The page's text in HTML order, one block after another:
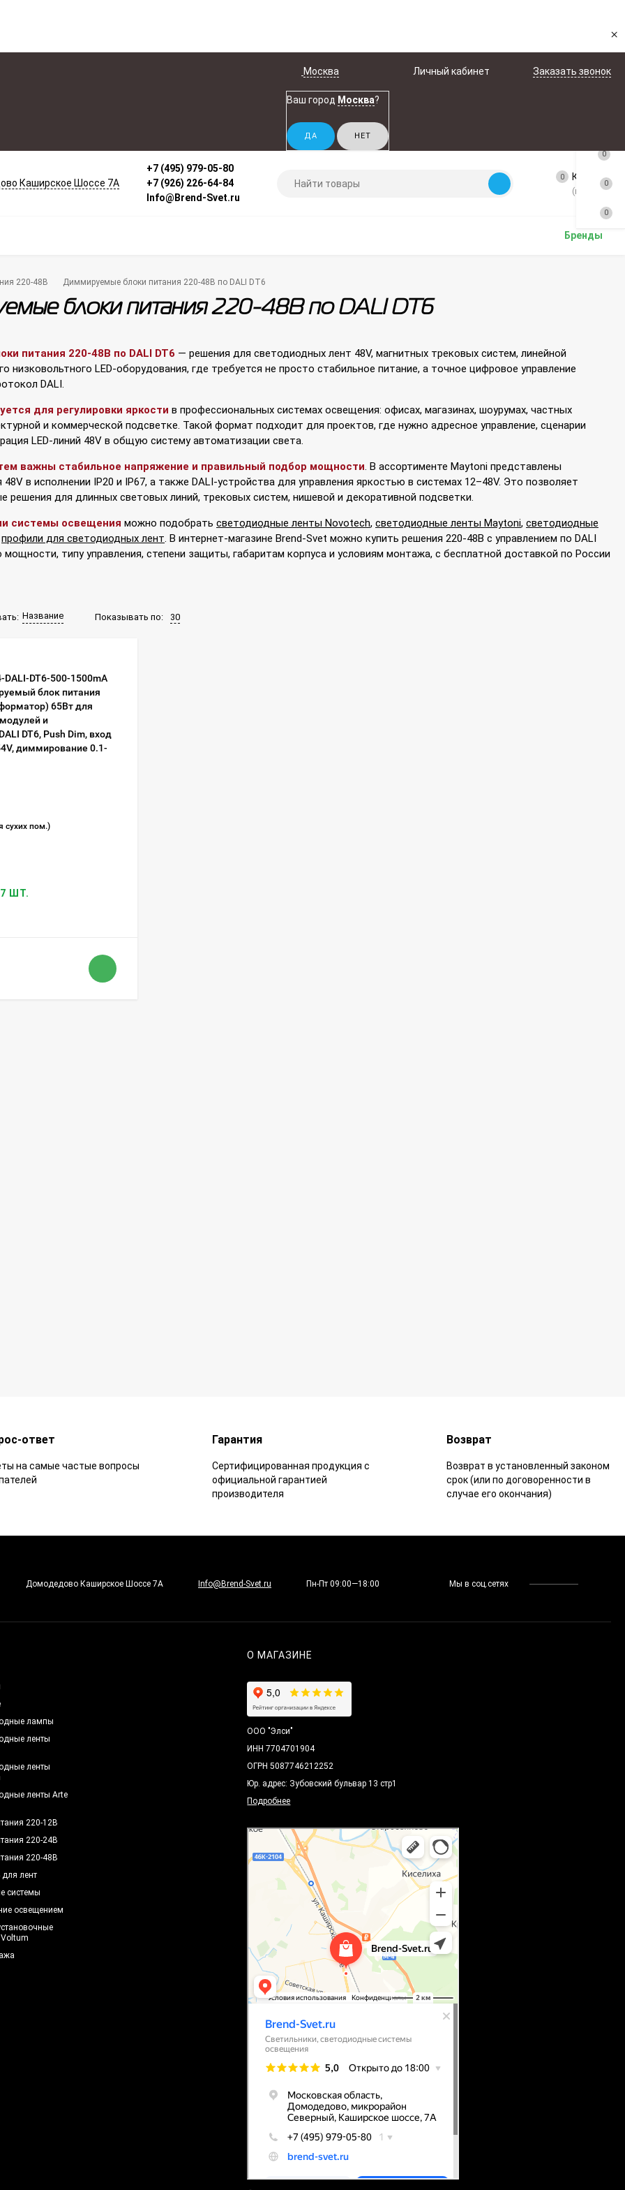
×
Москва
Ваш город Москва?
Личный кабинет Заказать звонок
Каширское Шоссе 7А
+7 (495) 979-05-80
+7 (926) 226-64-84
Info@Brend-Svet.ru
0 Корзина
(пусто)
Бренды
220-48В Диммируемые блоки питания 220-48В по DALI DT6
блоки питания 220-48В по DALI DT6
питания 220-48В по DALI DT6 — решения для светодиодных лент 48V, магнитных трековых систем, линейной
низковольтного LED-оборудования, где требуется не просто стабильное питание, а точное цифровое управление
DALI.
для регулировки яркости в профессиональных системах освещения: офисах, магазинах, шоурумах, частных
и коммерческой подсветке. Такой формат подходит для проектов, где нужно адресное управление, сценарии
LED-линий 48V в общую систему автоматизации света.
важны стабильное напряжение и правильный подбор мощности. В ассортименте Maytoni представлены
48V в исполнении IP20 и IP67, а также DALI-устройства для управления яркостью в системах 12–48V. Это позволяет
решения для длинных световых линий, трековых систем, нишевой и декоративной подсветки.
системы освещения можно подобрать светодиодные ленты Novotech, светодиодные ленты Maytoni, светодиодные
профили для светодиодных лент. В интернет-магазине Brend-Svet можно купить решения 220-48В с управлением по DALI
типу управления, степени защиты, габаритам корпуса и условиям монтажа, с бесплатной доставкой по России
Название Показывать по: 30
DALI-DT6-500-1500mA
блок питания
65Вт для
и
DT6, Push Dim, вход
диммирование 0.1-
сухих пом.)
ШТ.
ответ
на самые частые вопросы
Гарантия
Сертифицированная продукция с
официальной гарантией
производителя
Возврат
Возврат в установленный законом
срок (или по договоренности в
случае его окончания)
Домодедово Каширское Шоссе 7А Info@Brend-Svet.ru Пн-Пт 09:00—18:00 Мы в соц.сетях
лампы
ленты
ленты
ленты Arte
220-12В
220-24В
220-48В
лент
системы
освещением
О МАГАЗИНЕ
ООО "Элси"
ИНН 7704701904
ОГРН 5087746212252
Юр. адрес: Зубовский бульвар 13 стр1
Подробнее
0
0
0